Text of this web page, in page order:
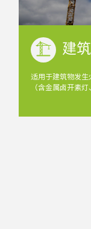
建
适用于建筑物发
（含金属卤开素